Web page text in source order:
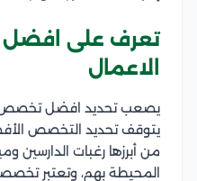
تعرف على
الاعمال
يصعب تحديد افضل تخصص
يتوقف تحديد التخصص
من أبرزها رغبات الدارسين
المحيطة بهم، وتعتبر